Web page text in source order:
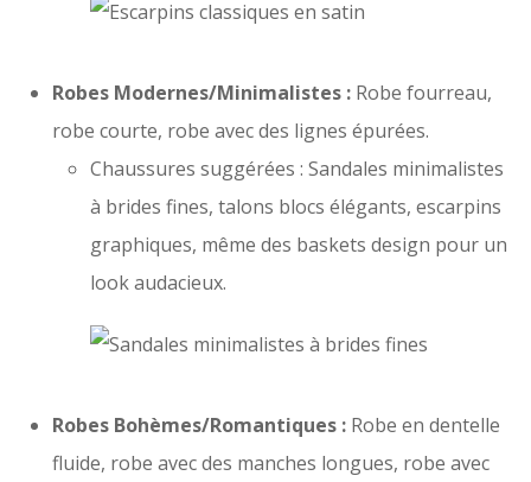
Robes Modernes/Minimalistes : Robe fourreau,
robe courte, robe avec des lignes épurées.
Chaussures suggérées : Sandales minimalistes
à brides fines, talons blocs élégants, escarpins
graphiques, même des baskets design pour un
look audacieux.
Robes Bohèmes/Romantiques : Robe en dentelle
fluide, robe avec des manches longues, robe avec